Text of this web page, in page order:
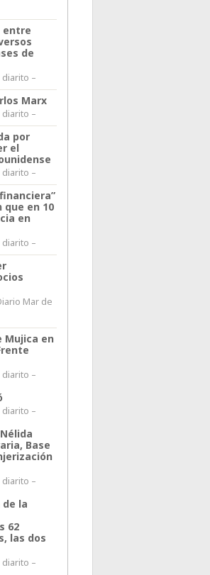
a Mar del Plata.
entre
de
–
Marx
–
por
el
–
en 10
en
–
Mar de
Mujica en
–
–
Base
–
la
62
las dos
–